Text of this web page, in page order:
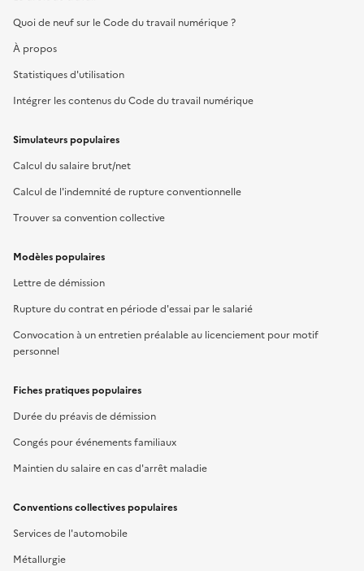
Quoi de neuf sur le Code du travail numérique ?
À propos
Statistiques d'utilisation
Intégrer les contenus du Code du travail numérique
Simulateurs populaires
Calcul du salaire brut/net
Calcul de l'indemnité de rupture conventionnelle
Trouver sa convention collective
Modèles populaires
Lettre de démission
Rupture du contrat en période d'essai par le salarié
Convocation à un entretien préalable au licenciement pour motif
personnel
Fiches pratiques populaires
Durée du préavis de démission
Congés pour événements familiaux
Maintien du salaire en cas d'arrêt maladie
Conventions collectives populaires
Services de l'automobile
Métallurgie